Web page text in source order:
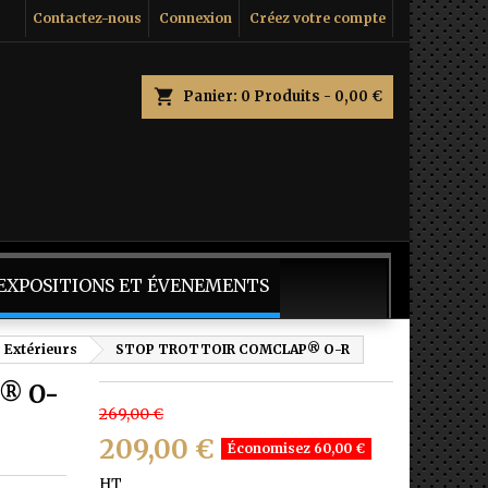
Contactez-nous Connexion
Créez votre compte
Panier 0 Produits - 0,00 €
ET ÉVENEMENTS
Extérieurs STOP TROTTOIR COMCLAP® O-R
O-
269,00 €
209,00 € Économisez 60,00 €
HT